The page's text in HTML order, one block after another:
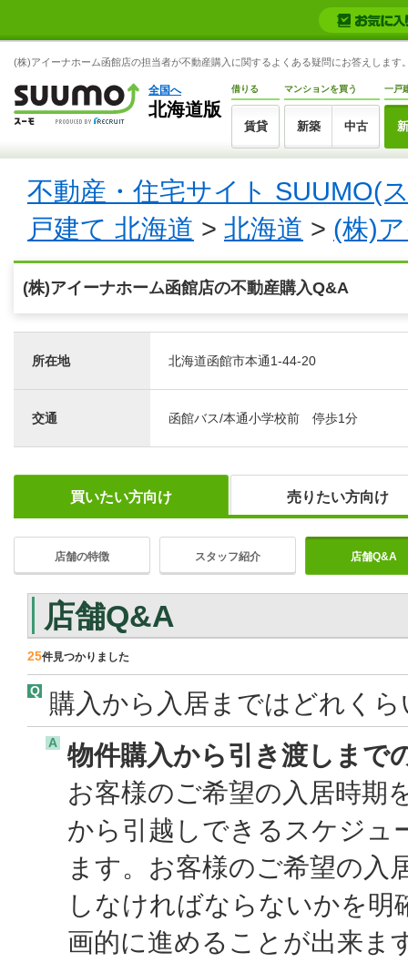
(株)アイーナホーム函館店の担当者が不動産購入に関するよくある疑問にお答えします
全国へ
北海道版
借りる
賃貸
マンションを買う
新築 中古
一戸
不動産・住宅サイト SUUMO(
戸建て 北海道 > 北海道 > (株)
(株)アイーナホーム函館店の不動産購入Q&A
所在地 北海道函館市本通1-44-20
交通 函館バス/本通小学校前 停歩1分
買いたい方向け 売りたい方向け
店舗の特徴 スタッフ紹介 店舗Q&A
店舗Q&A
25件見つかりました
Q 購入から入居まではどれく
A
物件購入から引き渡しまで
お客様のご希望の入居時期
から引越しできるスケジュ
ます。お客様のご希望の入
しなければならないかを
画的に進めることが出来ま